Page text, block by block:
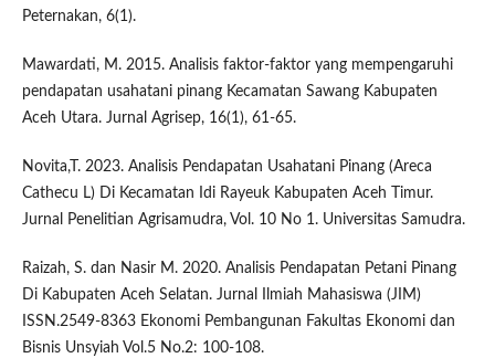
Peternakan, 6(1).
Mawardati, M. 2015. Analisis faktor-faktor yang mempengaruhi
pendapatan usahatani pinang Kecamatan Sawang Kabupaten
Aceh Utara. Jurnal Agrisep, 16(1), 61-65.
Novita,T. 2023. Analisis Pendapatan Usahatani Pinang (Areca
Cathecu L) Di Kecamatan Idi Rayeuk Kabupaten Aceh Timur.
Jurnal Penelitian Agrisamudra, Vol. 10 No 1. Universitas Samudra.
Raizah, S. dan Nasir M. 2020. Analisis Pendapatan Petani Pinang
Di Kabupaten Aceh Selatan. Jurnal Ilmiah Mahasiswa (JIM)
ISSN.2549-8363 Ekonomi Pembangunan Fakultas Ekonomi dan
Bisnis Unsyiah Vol.5 No.2: 100-108.